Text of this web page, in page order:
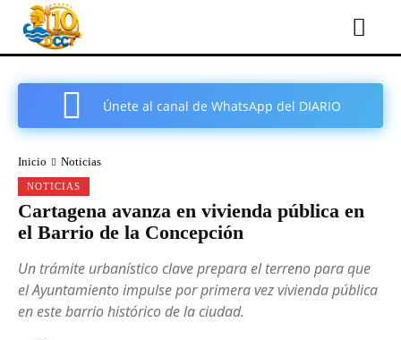
Únete al canal de WhatsApp del DIARIO
Inicio Noticias
NOTICIAS
Cartagena avanza en vivienda pública en
el Barrio de la Concepción
Un trámite urbanístico clave prepara el terreno para que
el Ayuntamiento impulse por primera vez vivienda pública
en este barrio histórico de la ciudad.